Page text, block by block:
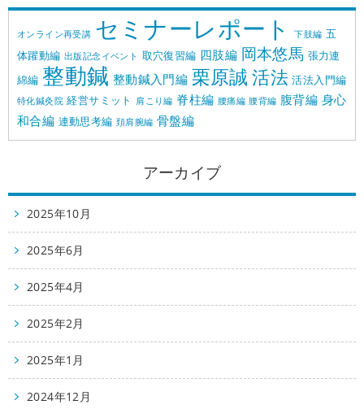
オンライン再受講 セミナーレポート 下肢編 五
体躍動編 出版記念イベント 取穴復習編 四肢編 岡本悠馬 張力連
綿編 整動鍼 整動鍼入門編 栗原誠 活法 活法入門編
特化鍼灸院 経営サミット 肩こり編 脊柱編 腰痛編 腰背編 腹背編 身心
和合編 連動思考編 頚肩腕編 骨盤編
アーカイブ
2025年10月
2025年6月
2025年4月
2025年2月
2025年1月
2024年12月